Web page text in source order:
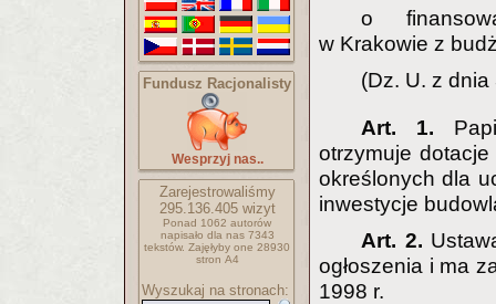
Fundusz Racjonalisty
Wesprzyj nas..
Zarejestrowaliśmy
295.136.405wizyt
Ponad 1062 autorów
napisało dla nas 7343
tekstów. Zajęłyby one 28930
stron A4
Wyszukaj na stronach:
o
w Krakowie z
(Dz. U. z
Art. 1.
otrzymuje
określonych dla
inwestycje
Art. 2.
ogłoszenia i ma
1998 r.